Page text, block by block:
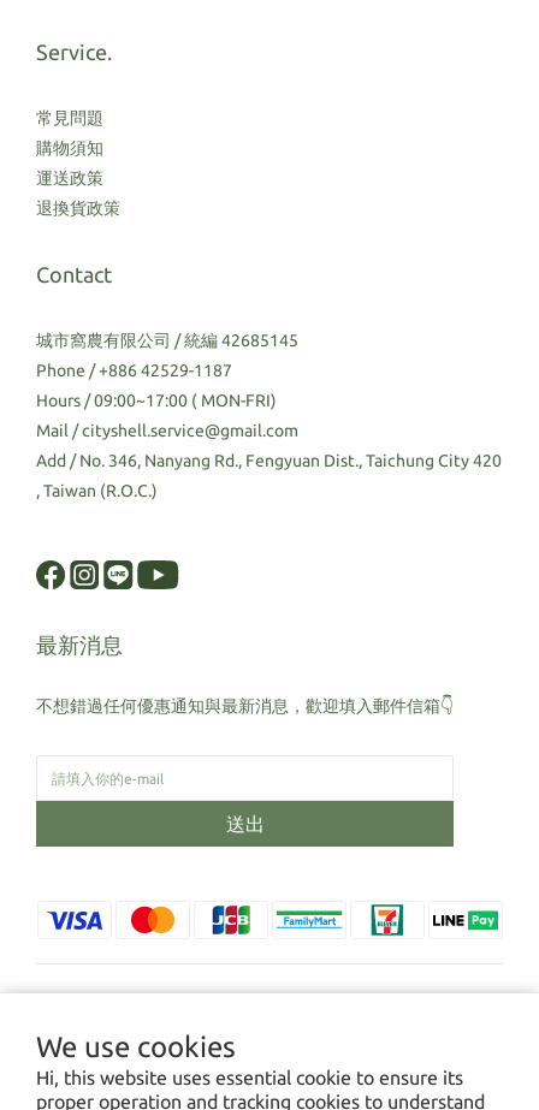
We use cookies
Hi, this website uses essential cookie to ensure its
proper operation and tracking cookies to understand
Service.
常見問題
購物須知
運送政策
退換貨政策
Contact
城市窩農有限公司 / 統編 42685145
Phone / +886 42529-1187
Hours / 09:00~17:00 ( MON-FRI)
Mail / cityshell.service@gmail.com
Add / No. 346, Nanyang Rd., Fengyuan Dist., Taichung City 420
, Taiwan (R.O.C.)
最新消息
不想錯過任何優惠通知與最新消息，歡迎填入郵件信箱👇
送出